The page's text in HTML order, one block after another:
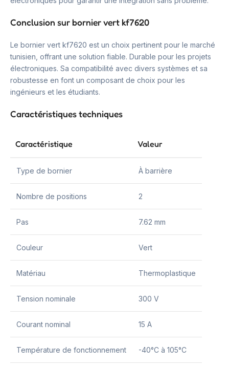
Conclusion sur bornier vert kf7620
Le bornier vert kf7620 est un choix pertinent pour le marché
tunisien, offrant une solution fiable. Durable pour les projets
électroniques. Sa compatibilité avec divers systèmes et sa
robustesse en font un composant de choix pour les
ingénieurs et les étudiants.
Caractéristiques techniques
Caractéristique Valeur
Type de bornier À barrière
Nombre de positions 2
Pas 7.62 mm
Couleur Vert
Matériau Thermoplastique
Tension nominale 300 V
Courant nominal 15 A
Température de fonctionnement -40°C à 105°C